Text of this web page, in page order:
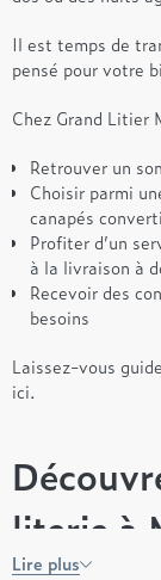
Il est temps de
pensé pour votre
Chez Grand Litier
Retrouver un
Choisir parmi
canapés
Profiter d’un
à la livraison à
Recevoir des
besoins
Laissez-vous
ici.
literie à
Lire plus